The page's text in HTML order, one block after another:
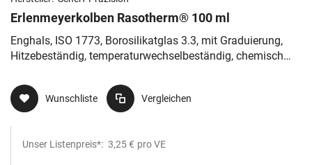
Erlenmeyerkolben Rasotherm® 100 ml
Enghals, ISO 1773, Borosilikatglas 3.3, mit Graduierung,
Hitzebeständig, temperaturwechselbeständig, chemisch
Wunschliste Vergleichen
Unser Listenpreis*: 3,25 € pro VE